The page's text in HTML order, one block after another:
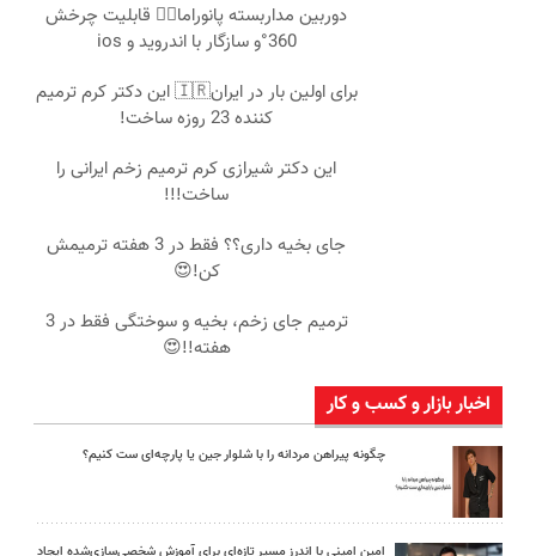
دوربین مداربسته پانوراما👈🏻 قابلیت چرخش
360°و سازگار با اندروید و ios
برای اولین بار در ایران🇮🇷 این دکتر کرم ترمیم
کننده 23 روزه ساخت!
این دکتر شیرازی کرم ترمیم زخم ایرانی را
ساخت!!!
جای بخیه داری؟؟ فقط در 3 هفته ترمیمش
کن!😍
ترمیم جای زخم، بخیه و سوختگی فقط در 3
هفته!!😍
اخبار بازار و کسب و کار
چگونه پیراهن مردانه را با شلوار جین یا پارچه‌ای ست کنیم؟
امین امینی با اندرز مسیر تازه‌ای برای آموزش شخصی‌سازی‌شده ایجاد